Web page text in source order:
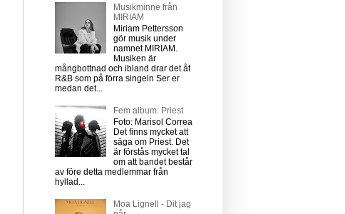
Musikminne från
MIRIAM
Miriam Pettersson
gör musik under
namnet MIRIAM.
Musiken är
mångbottnad och ibland drar det åt
R&B som på förra singeln Ser er
medan det...
Fem album: Priest
Foto: Marisol Correa
Det finns mycket att
säga om Priest. Det
är förstås mycket tal
om att bandet består
av före detta medlemmar från
hyllad...
Moa Lignell - Dit jag